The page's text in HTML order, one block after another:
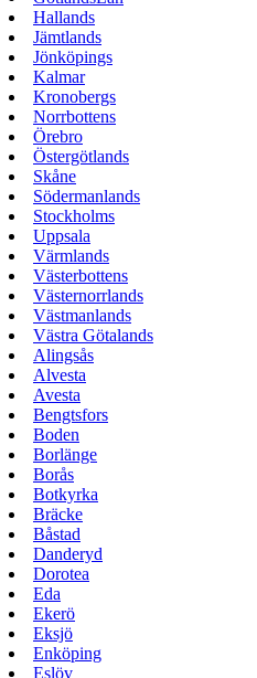
Hallands
Jämtlands
Jönköpings
Kalmar
Kronobergs
Norrbottens
Örebro
Östergötlands
Skåne
Södermanlands
Stockholms
Uppsala
Värmlands
Västerbottens
Västernorrlands
Västmanlands
Västra Götalands
Alingsås
Alvesta
Avesta
Bengtsfors
Boden
Borlänge
Borås
Botkyrka
Bräcke
Båstad
Danderyd
Dorotea
Eda
Ekerö
Eksjö
Enköping
Eslöv